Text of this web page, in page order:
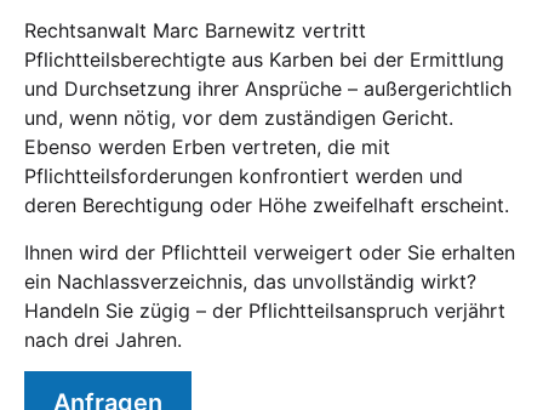
Rechtsanwalt Marc Barnewitz vertritt
Pflichtteilsberechtigte aus Karben bei der Ermittlung
und Durchsetzung ihrer Ansprüche – außergerichtlich
und, wenn nötig, vor dem zuständigen Gericht.
Ebenso werden Erben vertreten, die mit
Pflichtteilsforderungen konfrontiert werden und
deren Berechtigung oder Höhe zweifelhaft erscheint.
Ihnen wird der Pflichtteil verweigert oder Sie erhalten
ein Nachlassverzeichnis, das unvollständig wirkt?
Handeln Sie zügig – der Pflichtteilsanspruch verjährt
nach drei Jahren.
Anfragen